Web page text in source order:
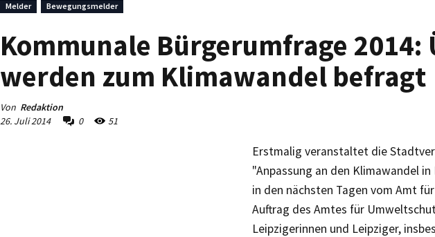
Melder Bewegungsmelder
Kommunale Bürgerumfrage 2014:
werden zum Klimawandel befragt
Von Redaktion
26. Juli 2014
0 51
Erstmalig veranstaltet die
"Anpassung an den Klimawandel
in den nächsten Tagen vom Amt
Auftrag des Amtes für
Leipzigerinnen und Leipziger,